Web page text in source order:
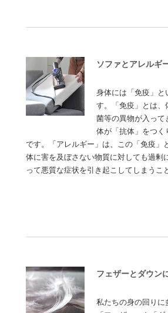
ソファとアレルギ
身体には「免疫」と
す。「免疫」とは、
菌等の異物が入って
体が「抗体」をつく
です。「アレルギー」は、この「免疫」
体に害を及ぼさない物質に対しても過剰
って悪質な症状を引き起こしてしまう
フェザーとダウン
私たちの身の回りに